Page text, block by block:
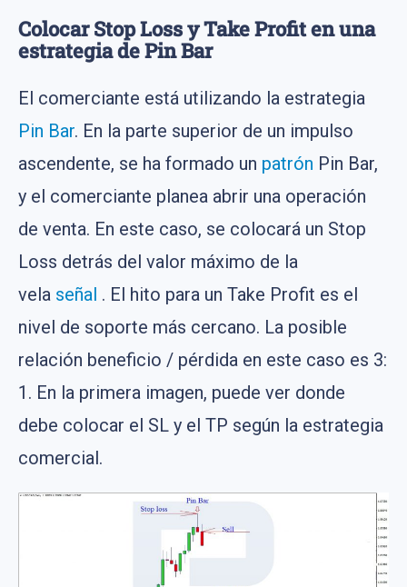
Colocar Stop Loss y Take Profit en una
estrategia de Pin Bar
El comerciante está utilizando la estrategia
Pin Bar. En la parte superior de un impulso
ascendente, se ha formado un patrón Pin Bar,
y el comerciante planea abrir una operación
de venta. En este caso, se colocará un Stop
Loss detrás del valor máximo de la
vela señal . El hito para un Take Profit es el
nivel de soporte más cercano. La posible
relación beneficio / pérdida en este caso es 3:
1. En la primera imagen, puede ver donde
debe colocar el SL y el TP según la estrategia
comercial.